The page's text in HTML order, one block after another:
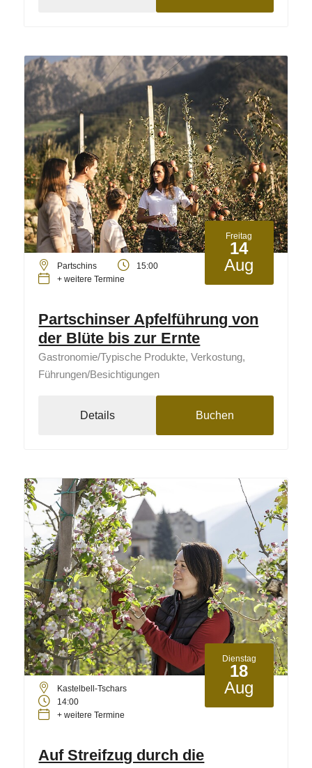
Freitag
14
Aug
Partschins
15:00
+ weitere Termine
Partschinser Apfelführung von
der Blüte bis zur Ernte
Gastronomie/Typische Produkte, Verkostung,
Führungen/Besichtigungen
Details Buchen
Dienstag
18
Aug
Kastelbell-Tschars
14:00
+ weitere Termine
Auf Streifzug durch die